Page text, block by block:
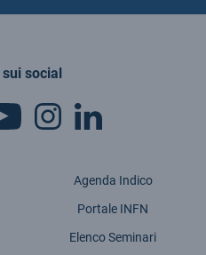
social
Agenda Indico
Portale INFN
Elenco Seminari